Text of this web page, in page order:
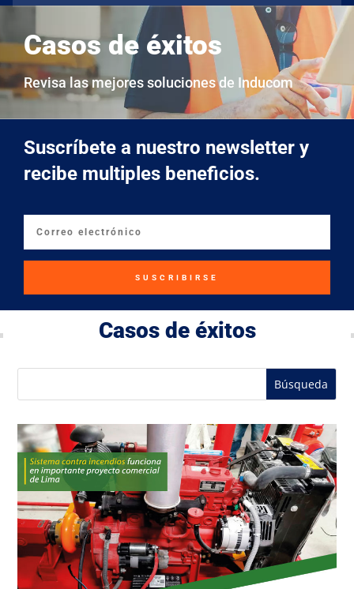
Casos de éxitos
Revisa las mejores soluciones de Inducom
Suscríbete a nuestro newsletter y
recibe multiples beneficios.
SUSCRIBIRSE
Casos de éxitos